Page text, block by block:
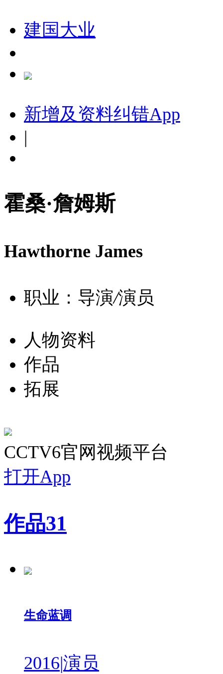
建国大业
新增及资料纠错App
|
霍桑·詹姆斯
Hawthorne James
职业：导演/演员
人物资料
作品
拓展
CCTV6官网视频平台
打开App
作品31
生命蓝调
2016|演员